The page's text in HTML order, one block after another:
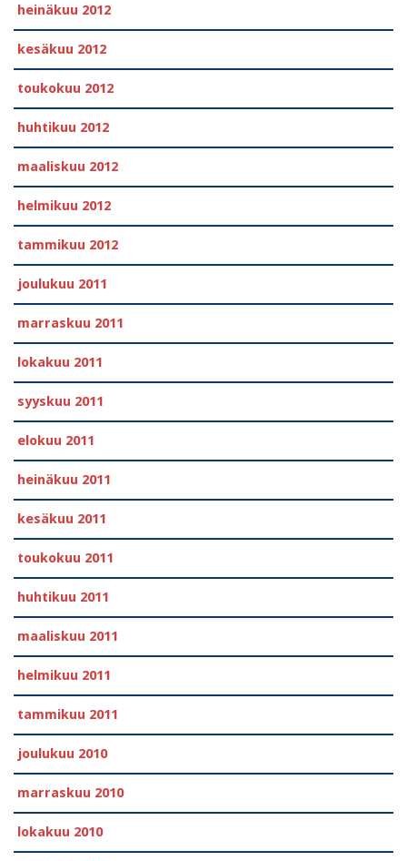
heinäkuu 2012
kesäkuu 2012
toukokuu 2012
huhtikuu 2012
maaliskuu 2012
helmikuu 2012
tammikuu 2012
joulukuu 2011
marraskuu 2011
lokakuu 2011
syyskuu 2011
elokuu 2011
heinäkuu 2011
kesäkuu 2011
toukokuu 2011
huhtikuu 2011
maaliskuu 2011
helmikuu 2011
tammikuu 2011
joulukuu 2010
marraskuu 2010
lokakuu 2010